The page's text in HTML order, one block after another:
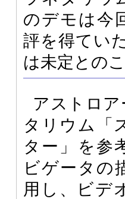
のデモは今
評を得てい
は未定とのこ
アストロア
タリウム「
ター」を参
ビゲータの
用し、ビデ